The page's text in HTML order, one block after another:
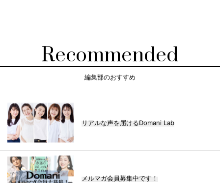
Recommended
編集部のおすすめ
リアルな声を届けるDomani Lab
メルマガ会員募集中です！